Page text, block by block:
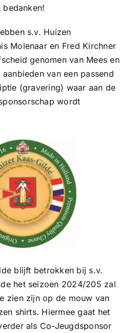
s.v. Huizen
Molenaar en Fred Kirchner
genomen van Mees en
van een passend
(gravering) waar aan de
wordt
blijft betrokken bij s.v.
het seizoen 2024/205 zal
zien zijn op de mouw van
shirts. Hiermee gaat het
als Co-Jeugdsponsor